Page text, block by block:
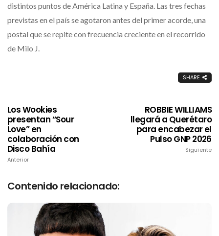
distintos puntos de América Latina y España. Las tres fechas
previstas en el país se agotaron antes del primer acorde, una
postal que se repite con frecuencia creciente en el recorrido
de Milo J.
SHARE
Los Wookies
presentan “Sour
Love” en
colaboración con
Disco Bahía
Anterior
ROBBIE WILLIAMS
llegará a Querétaro
para encabezar el
Pulso GNP 2026
Siguiente
Contenido relacionado: